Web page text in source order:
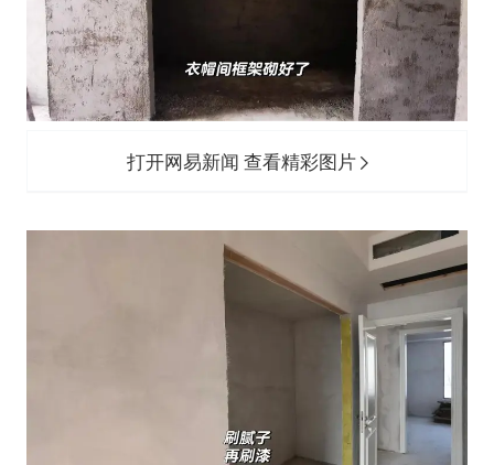
打开网易新闻 查看精彩图片